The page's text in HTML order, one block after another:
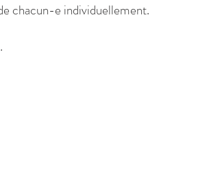
chacun-e individuellement.